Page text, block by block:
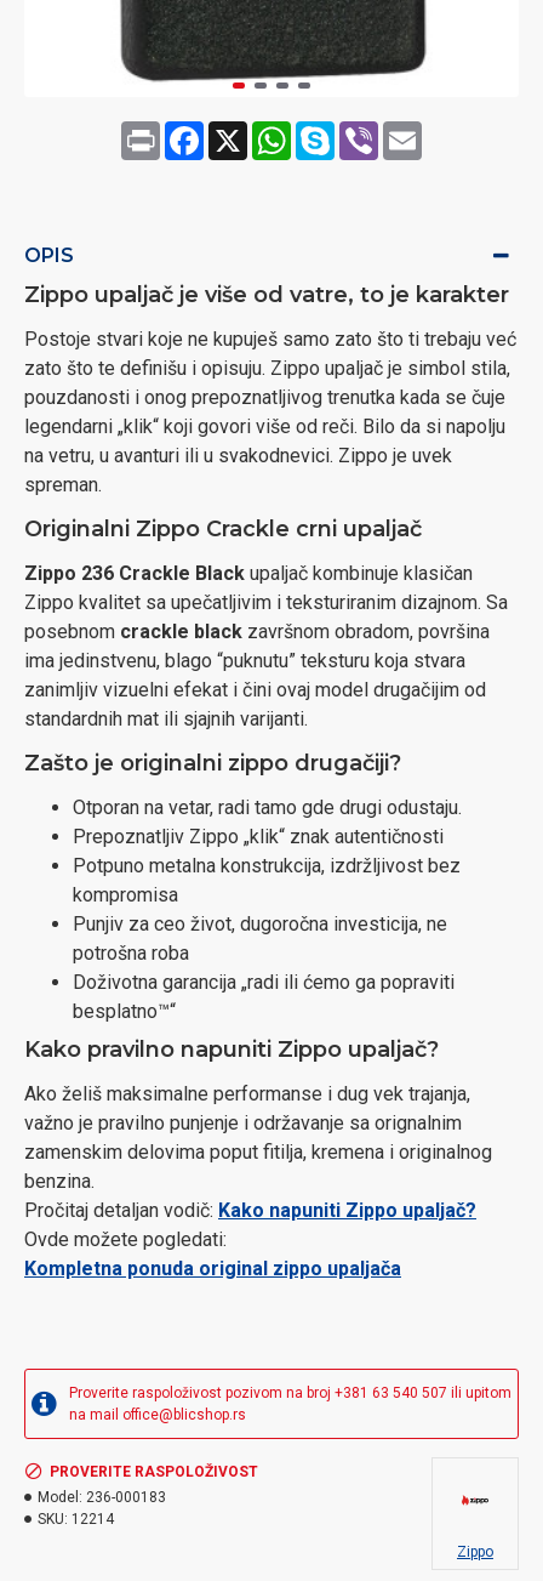
Print Facebook
X WhatsApp
SkypeViberEmail
Proverite raspoloživost pozivom na broj +381 63 540 507 ili upitom
na mail office@blicshop.rs
OPIS
Zippo upaljač je više od vatre, to je karakter
Postoje stvari koje ne kupuješ samo zato što ti trebaju već
zato što te definišu i opisuju. Zippo upaljač je simbol stila,
pouzdanosti i onog prepoznatljivog trenutka kada se čuje
legendarni „klik“ koji govori više od reči. Bilo da si napolju
na vetru, u avanturi ili u svakodnevici. Zippo je uvek
spreman.
Originalni Zippo Crackle crni upaljač
Zippo 236 Crackle Black upaljač kombinuje klasičan
Zippo kvalitet sa upečatljivim i teksturiranim dizajnom. Sa
posebnom crackle black završnom obradom, površina
ima jedinstvenu, blago “puknutu” teksturu koja stvara
zanimljiv vizuelni efekat i čini ovaj model drugačijim od
standardnih mat ili sjajnih varijanti.
Zašto je originalni zippo drugačiji?
Otporan na vetar, radi tamo gde drugi odustaju.
Prepoznatljiv Zippo „klik“ znak autentičnosti
Potpuno metalna konstrukcija, izdržljivost bez
kompromisa
Punjiv za ceo život, dugoročna investicija, ne
potrošna roba
Doživotna garancija „radi ili ćemo ga popraviti
besplatno™“
Kako pravilno napuniti Zippo upaljač?
Ako želiš maksimalne performanse i dug vek trajanja,
važno je pravilno punjenje i održavanje sa orignalnim
zamenskim delovima poput fitilja, kremena i originalnog
benzina.
Pročitaj detaljan vodič: Kako napuniti Zippo upaljač?
Ovde možete pogledati:
Kompletna ponuda original zippo upaljača
PROVERITE RASPOLOŽIVOST
Model: 236-000183
SKU: 12214
Zippo